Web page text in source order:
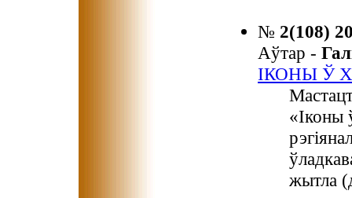
№ 2(108)
Аўтар -
ІКОНЫ Ў
«Іконы
жытла